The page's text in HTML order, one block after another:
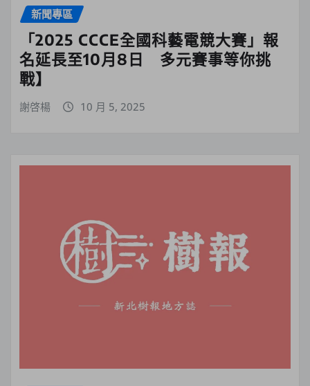
新聞專區
「2025 CCCE全國科藝電競大賽」報
名延長至10月8日 多元賽事等你挑
戰】
謝啓楊 10 月 5, 2025